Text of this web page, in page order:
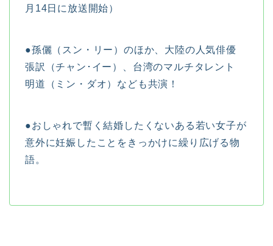
月14日に放送開始）
●孫儷（スン・リー）のほか、大陸の人気俳優
張訳（チャン･イー）、台湾のマルチタレント
明道（ミン・ダオ）なども共演！
●おしゃれで暫く結婚したくないある若い女子が
意外に妊娠したことをきっかけに繰り広げる物
語。